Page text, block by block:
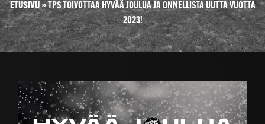
ETUSIVU»TPS TOIVOTTAA HYVÄÄ JOULUA JA ONNELLISTA UUTTA VUOTTA
2023!